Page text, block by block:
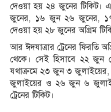
দেওয়া হয় ২৪ জুনের
জুনের, ১৬ জুন ২৬ জুনের,
দেওয়া হয় ২৮ জুনের অগ্রিম
আর ঈদযাত্রার ট্রেনের ফিরতি
থেকে। সেই হিসাবে ২২ জুন
যথাক্রমে ২৩ জুন ৩
জুলাইয়ের ও ২৬ জুন ৬
ট্রেনের টিকিট।